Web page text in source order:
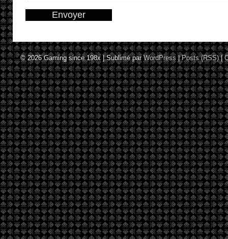
© 2026Gaming since 198x|Sublimé parWordPress |Posts (RSS)|